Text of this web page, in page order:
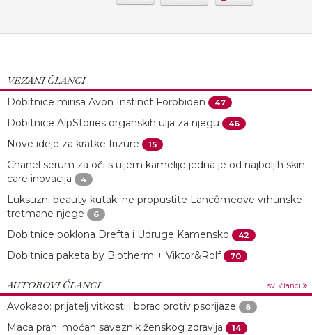
VEZANI ČLANCI
Dobitnice mirisa Avon Instinct Forbbiden
47
Dobitnice AlpStories organskih ulja za njegu 46
Nove ideje za kratke frizure 15
Chanel serum za oči s uljem kamelije jedna je od najboljih skin
care inovacija
4
Luksuzni beauty kutak: ne propustite Lancômeove vrhunske
tretmane njege
6
Dobitnice poklona Drefta i Udruge Kamensko 42
Dobitnica paketa by Biotherm + Viktor&Rolf 70
AUTOROVI ČLANCI svi članci
Avokado: prijatelj vitkosti i borac protiv psorijaze 8
Maca prah: moćan saveznik ženskog zdravlja 14